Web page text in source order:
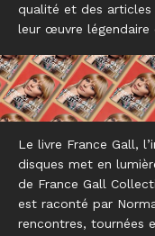
qualité et des articles
leur œuvre légendaire
Le livre France Gall,
disques met en
de France Gall
est raconté par
rencontres, tournées